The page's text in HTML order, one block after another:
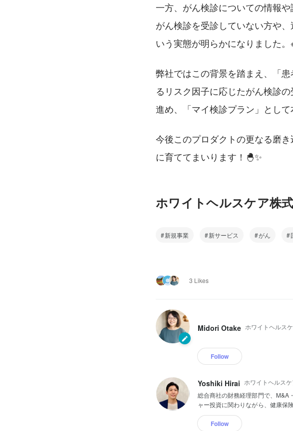
一方、がん検診についての情報
がん検診を受診していない方や
いう実態が明らかになりました
弊社ではこの背景を踏まえ、「
るリスク因子に応じたがん検診
進め、「マイ検診プラン」として
今後このプロダクトの更なる磨
に育ててまいります！🐣✨
ホワイトヘルスケア株
新規事業 新サービス がん
3 Likes
Midori Otake ホワイトヘルス
Follow
Yoshiki Hirai ホワイトヘルス
総合商社の財務経理部門で、M&A
ャー投資に関わりながら、健康保
Follow